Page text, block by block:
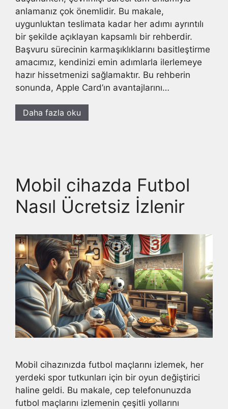
anlamanız çok önemlidir. Bu makale,
uygunluktan teslimata kadar her adımı ayrıntılı
bir şekilde açıklayan kapsamlı bir rehberdir.
Başvuru sürecinin karmaşıklıklarını basitleştirme
amacımız, kendinizi emin adımlarla ilerlemeye
hazır hissetmenizi sağlamaktır. Bu rehberin
sonunda, Apple Card’ın avantajlarını…
Daha fazla oku
Mobil cihazda Futbol
Nasıl Ücretsiz İzlenir
Mobil cihazınızda futbol maçlarını izlemek, her
yerdeki spor tutkunları için bir oyun değiştirici
haline geldi. Bu makale, cep telefonunuzda
futbol maçlarını izlemenin çeşitli yollarını